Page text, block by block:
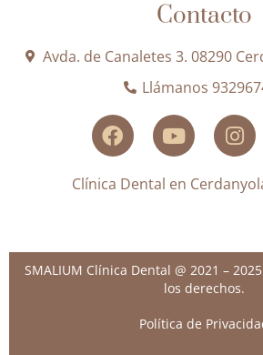
Contacto
Avda. de Canaletes 3. 08290
Llámanos
Clínica Dental en
SMALIUM Clínica Dental @ 2021 –
los derechos.
Política de